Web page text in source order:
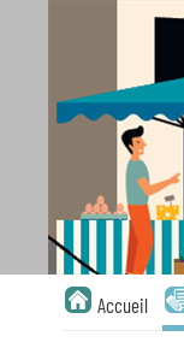
Liste
des
Accueil